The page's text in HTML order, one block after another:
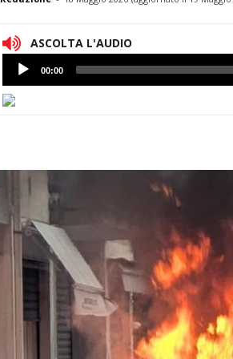
ASCOLTA L'AUDIO
Lettore
Audio
00:00